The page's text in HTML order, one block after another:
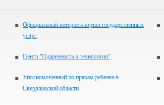
Официальный интернет-портал государственных
услуг
Центр "Одаренность и технологии"
Уполномоченный по правам ребенка в
Свердловской области